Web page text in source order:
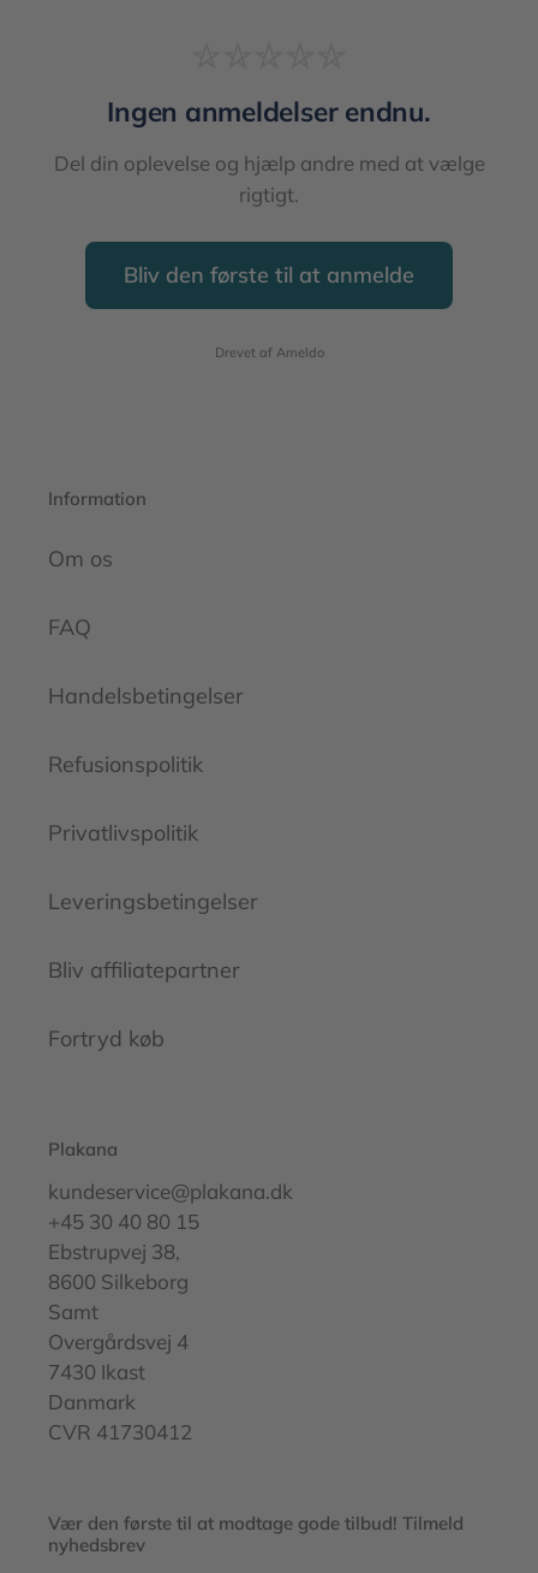
Ingen anmeldelser endnu.
Del din oplevelse og hjælp andre med at vælge
rigtigt.
Bliv den første til at anmelde
Drevet af Ameldo
Information
Om os
FAQ
Handelsbetingelser
Refusionspolitik
Privatlivspolitik
Leveringsbetingelser
Bliv affiliatepartner
Fortryd køb
Plakana
kundeservice@plakana.dk
+45 30 40 80 15
Ebstrupvej 38,
8600 Silkeborg
Samt
Overgårdsvej 4
7430 Ikast
Danmark
CVR 41730412
Vær den første til at modtage gode tilbud! Tilmeld
nyhedsbrev